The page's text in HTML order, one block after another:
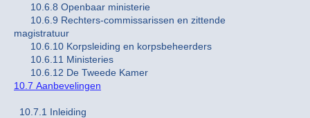
10.6.8 Openbaar ministerie
10.6.9 Rechters-commissarissen en zittende
magistratuur
10.6.10 Korpsleiding en korpsbeheerders
10.6.11 Ministeries
10.6.12 De Tweede Kamer
10.7 Aanbevelingen
10.7.1 Inleiding